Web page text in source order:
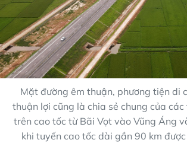
Mặt đường êm thuận, phương tiện di
thuận lợi cũng là chia sẻ chung của
trên cao tốc từ Bãi Vọt vào Vũng Áng
khi tuyến cao tốc dài gần 90 km